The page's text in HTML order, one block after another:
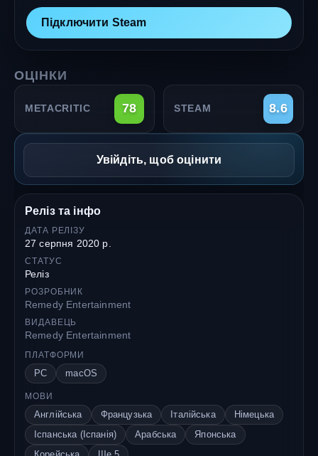
Підключити Steam
ОЦІНКИ
METACRITIC 78 STEAM 8.6
Увійдіть, щоб оцінити
Реліз та інфо
ДАТА РЕЛІЗУ
27 серпня 2020 р.
СТАТУС
Реліз
РОЗРОБНИК
Remedy Entertainment
ВИДАВЕЦЬ
Remedy Entertainment
ПЛАТФОРМИ
PC macOS
МОВИ
Англійська Французька Італійська
Німецька
Іспанська (Іспанія)
Арабська
Японська